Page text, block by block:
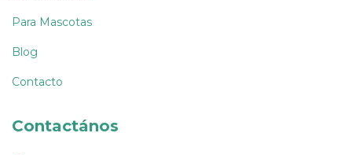
Para Mascotas
Blog
Contacto
Contactános